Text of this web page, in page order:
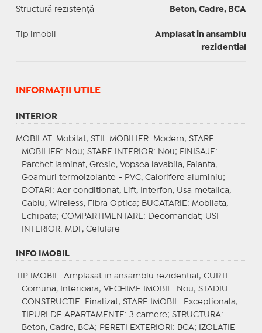
Structură rezistență Beton, Cadre, BCA
Tip imobil
Amplasat in ansamblu
rezidential
INFORMAŢII UTILE
INTERIOR
MOBILAT : Mobilat; STIL MOBILIER: Modern; STARE
MOBILIER: Nou; STARE INTERIOR: Nou; FINISAJE :
Parchet laminat, Gresie, Vopsea lavabila, Faianta,
Geamuri termoizolante - PVC, Calorifere aluminiu;
DOTARI : Aer conditionat, Lift, Interfon, Usa metalica,
Cablu, Wireless, Fibra Optica; BUCATARIE : Mobilata,
Echipata; COMPARTIMENTARE : Decomandat; USI
INTERIOR: MDF, Celulare
INFO IMOBIL
TIP IMOBIL : Amplasat in ansamblu rezidential; CURTE :
Comuna, Interioara; VECHIME IMOBIL : Nou; STADIU
CONSTRUCTIE : Finalizat; STARE IMOBIL : Exceptionala;
TIPURI DE APARTAMENTE : 3 camere; STRUCTURA:
Beton, Cadre, BCA; PERETI EXTERIORI : BCA;
IZOLATIE